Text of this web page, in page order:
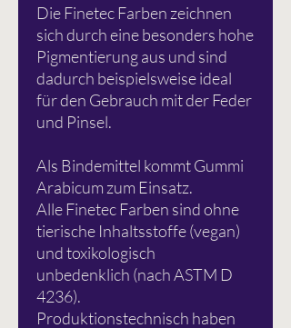
Die Finetec Farben zeichnen
sich durch eine besonders hohe
Pigmentierung aus und sind
dadurch beispielsweise ideal
für den Gebrauch mit der Feder
und Pinsel.
Als Bindemittel kommt Gummi
Arabicum zum Einsatz.
Alle Finetec Farben sind ohne
tierische Inhaltsstoffe (vegan)
und toxikologisch
unbedenklich (nach ASTM D
4236).
Produktionstechnisch haben